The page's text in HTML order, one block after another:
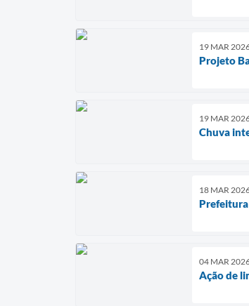
19 MAR
Projeto
19 MAR
Chuva
18 MAR
Prefeitura
04 MAR
Ação de